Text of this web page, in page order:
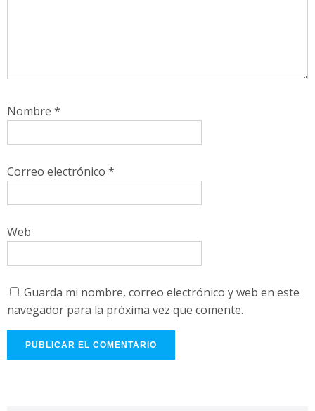
Nombre *
Correo electrónico *
Web
Guarda mi nombre, correo electrónico y web en este
navegador para la próxima vez que comente.